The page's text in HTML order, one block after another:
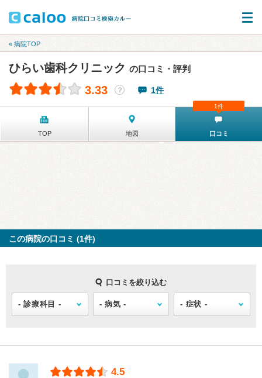
« 病院TOP
ひらい歯科クリニック の口コミ・評判
3.33 ？ 1件
TOP 地図 口コミ
1件
この病院の口コミ (1件)
口コミを絞り込む
4.5